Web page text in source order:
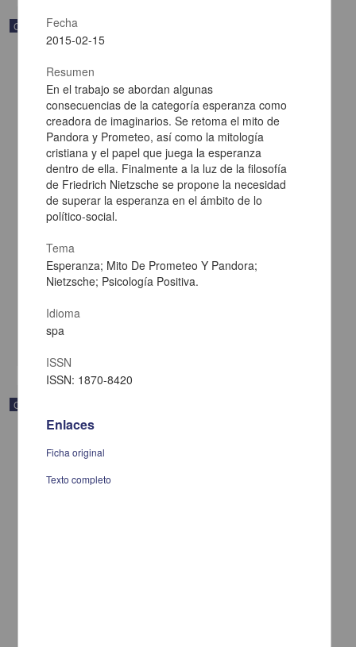
Correspondencia postal
Carta de Francisco Martínez Baca a Francisco I. Madero
felicitándolo por el triunfo de la causa
Martínez Baca, Francisco
Multidisciplina
Correspondencia postal
Fecha
2015-02-15
Resumen
En el trabajo se abordan algunas
consecuencias de la categoría esperanza como
creadora de imaginarios. Se retoma el mito de
Pandora y Prometeo, así como la mitología
cristiana y el papel que juega la esperanza
dentro de ella. Finalmente a la luz de la filosofía
de Friedrich Nietzsche se propone la necesidad
de superar la esperanza en el ámbito de lo
político-social.
Tema
Esperanza; Mito De Prometeo Y Pandora;
Nietzsche; Psicología Positiva.
Idioma
spa
ISSN
ISSN: 1870-8420
Enlaces
Ficha original
Texto completo